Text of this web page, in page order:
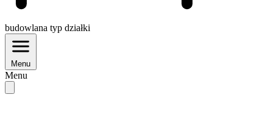
budowlana typ działki
Menu
Menu